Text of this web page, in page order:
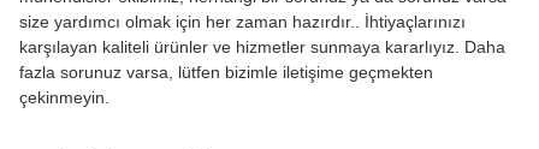
size yardımcı olmak için her zaman hazırdır.. İhtiyaçlarınızı
karşılayan kaliteli ürünler ve hizmetler sunmaya kararlıyız. Daha
fazla sorunuz varsa, lütfen bizimle iletişime geçmekten
çekinmeyin.